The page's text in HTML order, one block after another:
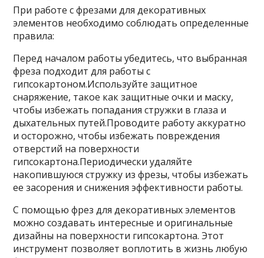
При работе с фрезами для декоративных
элементов необходимо соблюдать определенные
правила:
Перед началом работы убедитесь, что выбранная
фреза подходит для работы с
гипсокартоном.Используйте защитное
снаряжение, такое как защитные очки и маску,
чтобы избежать попадания стружки в глаза и
дыхательных путей.Проводите работу аккуратно
и осторожно, чтобы избежать повреждения
отверстий на поверхности
гипсокартона.Периодически удаляйте
накопившуюся стружку из фрезы, чтобы избежать
ее засорения и снижения эффективности работы.
С помощью фрез для декоративных элементов
можно создавать интересные и оригинальные
дизайны на поверхности гипсокартона. Этот
инструмент позволяет воплотить в жизнь любую